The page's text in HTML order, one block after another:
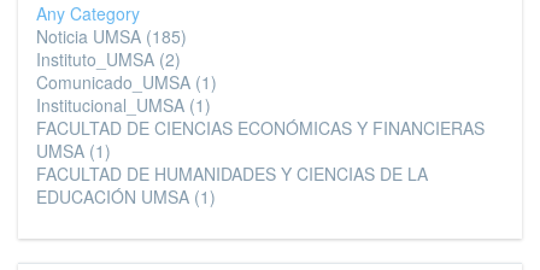
Any Category
Noticia UMSA (185)
Instituto_UMSA (2)
Comunicado_UMSA (1)
Institucional_UMSA (1)
FACULTAD DE CIENCIAS ECONÓMICAS Y FINANCIERAS
UMSA (1)
FACULTAD DE HUMANIDADES Y CIENCIAS DE LA
EDUCACIÓN UMSA (1)